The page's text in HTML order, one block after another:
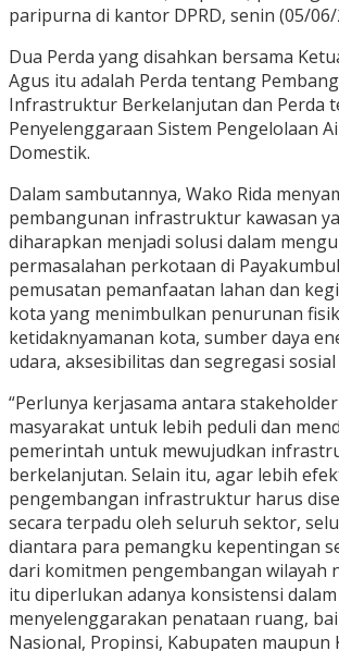
paripurna di kantor DPRD, senin (05/06/
Dua Perda yang disahkan bersama
Agus itu adalah Perda tentang
Infrastruktur Berkelanjutan dan Perda
Penyelenggaraan Sistem Pengelolaan
Domestik.
Dalam sambutannya, Wako Rida
pembangunan infrastruktur kawasan
diharapkan menjadi solusi dalam
permasalahan perkotaan di
pemusatan pemanfaatan lahan dan
kota yang menimbulkan penurunan
ketidaknyamanan kota, sumber daya
udara, aksesibilitas dan segregasi
“Perlunya kerjasama antara
masyarakat untuk lebih peduli dan
pemerintah untuk mewujudkan
berkelanjutan. Selain itu, agar lebih
pengembangan infrastruktur harus
secara terpadu oleh seluruh sektor,
diantara para pemangku kepentingan
dari komitmen pengembangan wilayah
itu diperlukan adanya konsistensi dalam
menyelenggarakan penataan ruang,
Nasional, Propinsi, Kabupaten maupun